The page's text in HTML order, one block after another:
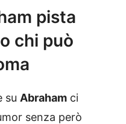
pista
chi può
su Abraham ci
senza però